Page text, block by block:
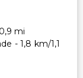
mi
- 1,8 km/1,1